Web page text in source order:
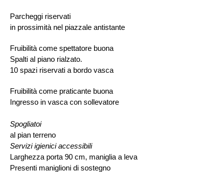
Parcheggi riservati
in prossimità nel piazzale antistante
Fruibilità come spettatore buona
Spalti al piano rialzato.
10 spazi riservati a bordo vasca
Fruibilità come praticante buona
Ingresso in vasca con sollevatore
Spogliatoi
al pian terreno
Servizi igienici accessibili
Larghezza porta 90 cm, maniglia a leva
Presenti maniglioni di sostegno